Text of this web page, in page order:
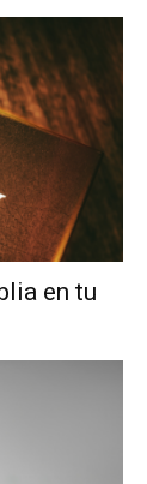
en tu